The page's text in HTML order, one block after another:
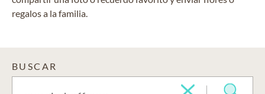
regalos a la familia.
BUSCAR